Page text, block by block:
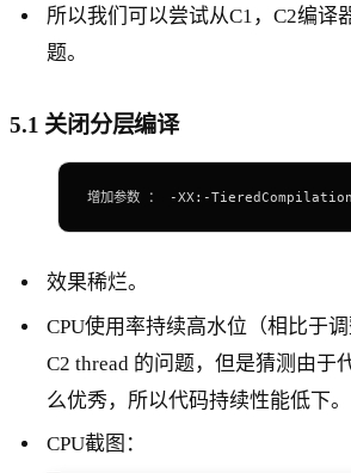
所以我们可以尝试从C1，C2编译
题。
5.1 关闭分层编译
增加参数 ： -XX:-
效果稀烂。
CPU使用率持续高水位（相比于
C2 thread 的问题，但是猜测由于
么优秀，所以代码持续性能低下。
CPU截图：